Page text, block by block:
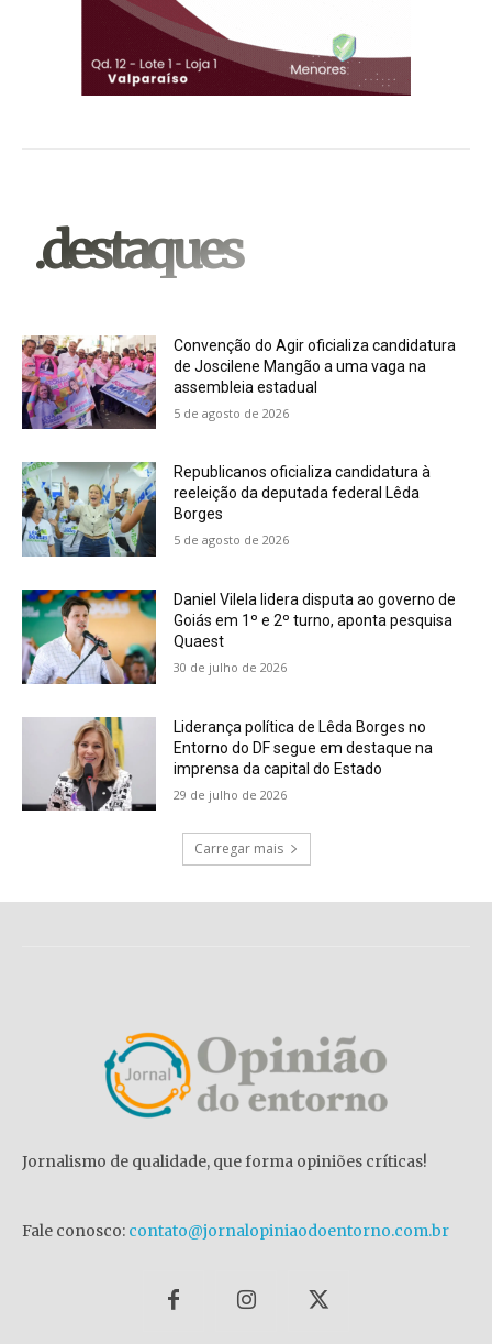
.destaques
Convenção do Agir oficializa candidatura
de Joscilene Mangão a uma vaga na
assembleia estadual
5 de agosto de 2026
Republicanos oficializa candidatura à
reeleição da deputada federal Lêda
Borges
5 de agosto de 2026
Daniel Vilela lidera disputa ao governo de
Goiás em 1º e 2º turno, aponta pesquisa
Quaest
30 de julho de 2026
Liderança política de Lêda Borges no
Entorno do DF segue em destaque na
imprensa da capital do Estado
29 de julho de 2026
Carregar mais
Jornalismo de qualidade, que forma opiniões críticas!
Fale conosco: contato@jornalopiniaodoentorno.com.br